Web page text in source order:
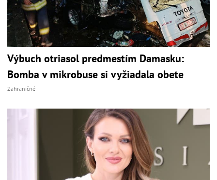
Výbuch otriasol predmestím Damasku:
Bomba v mikrobuse si vyžiadala obete
Zahraničné